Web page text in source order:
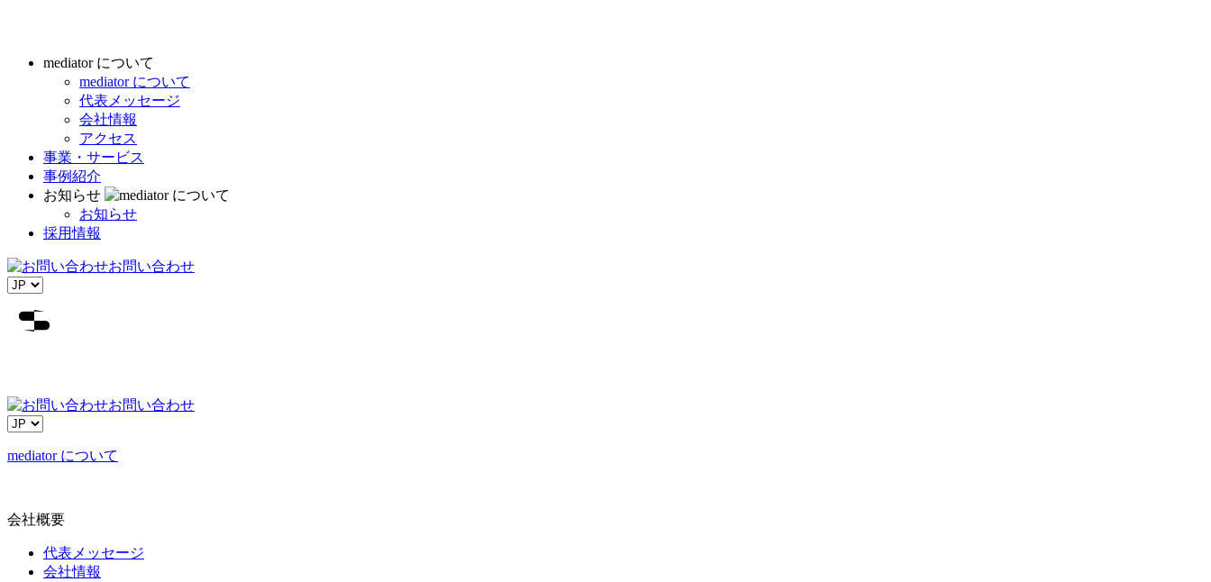
mediator について
mediator について
代表メッセージ
会社情報
アクセス
事業・サービス
事例紹介
お知らせ
お知らせ
採用情報
お問い合わせ
お問い合わせ
mediator について
会社概要
代表メッセージ
会社情報